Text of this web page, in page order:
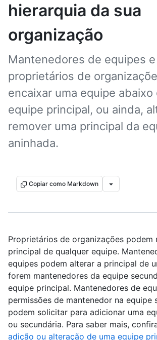
hierarquia da sua
organização
Mantenedores de equipes e
proprietários de
encaixar uma equipe abaixo
equipe principal, ou ainda,
remover uma principal da
aninhada.
Copiar como Markdown
Proprietários de organizações podem
principal de qualquer equipe.
equipes podem alterar a principal de
forem mantenedores da equipe
equipe principal. Mantenedores de
permissões de mantenedor na equipe
podem solicitar para adicionar uma
ou secundária. Para saber mais,
adição ou alteração de uma equipe